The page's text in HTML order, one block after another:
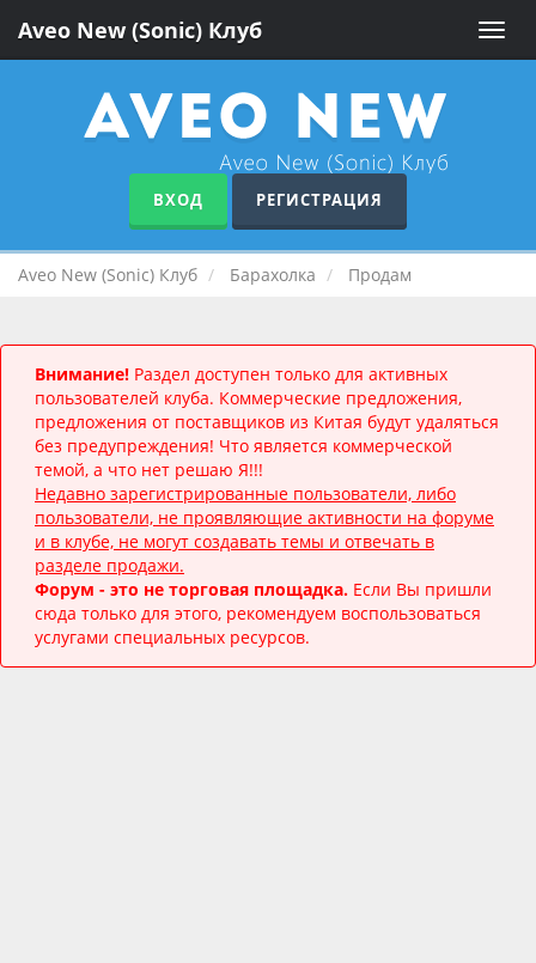
Toggle
Aveo New (Sonic) Клуб
ВХОД РЕГИСТРАЦИЯ
Aveo New (Sonic) Клуб Барахолка Продам
Внимание! Раздел доступен только для активных
пользователей клуба. Коммерческие предложения,
предложения от поставщиков из Китая будут удаляться
без предупреждения! Что является коммерческой
темой, а что нет решаю Я!!!
Недавно зарегистрированные пользователи, либо
пользователи, не проявляющие активности на форуме
и в клубе, не могут создавать темы и отвечать в
разделе продажи.
Форум - это не торговая площадка. Если Вы пришли
сюда только для этого, рекомендуем воспользоваться
услугами специальных ресурсов.